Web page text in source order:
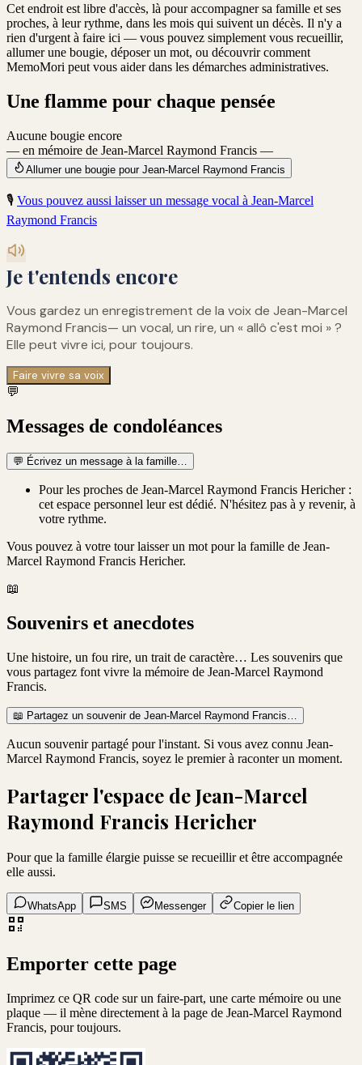
Cet endroit est libre d'accès, là pour accompagner sa famille et ses
proches, à leur rythme, dans les mois qui suivent un décès. Il n'y a
rien d'urgent à faire ici — vous pouvez simplement vous recueillir,
allumer une bougie, déposer un mot, ou découvrir comment
MemoMori peut vous aider dans les démarches administratives.
Une flamme pour chaque pensée
Aucune bougie encore
— en mémoire de Jean-Marcel Raymond Francis —
Allumer une bougie pour Jean-Marcel Raymond Francis
🎙️ Vous pouvez aussi laisser un message vocal à Jean-Marcel
Raymond Francis
Je t'entends encore
Vous gardez un enregistrement de la voix de Jean-Marcel
Raymond Francis— un vocal, un rire, un « allô c'est moi » ?
Elle peut vivre ici, pour toujours.
Faire vivre sa voix
💬
Messages de condoléances
💬 Écrivez un message à la famille…
Pour les proches de Jean-Marcel Raymond Francis Hericher :
cet espace personnel leur est dédié. N'hésitez pas à y revenir, à
votre rythme.
Vous pouvez à votre tour laisser un mot pour la famille de Jean-
Marcel Raymond Francis Hericher.
📖
Souvenirs et anecdotes
Une histoire, un fou rire, un trait de caractère… Les souvenirs que
vous partagez font vivre la mémoire de Jean-Marcel Raymond
Francis.
📖 Partagez un souvenir de Jean-Marcel Raymond Francis…
Aucun souvenir partagé pour l'instant. Si vous avez connu Jean-
Marcel Raymond Francis, soyez le premier à raconter un moment.
Partager l'espace deJean-Marcel
Raymond Francis Hericher
Pour que la famille élargie puisse se recueillir et être accompagnée
elle aussi.
WhatsApp SMS Messenger Copier le lien
Emporter cette page
Imprimez ce QR code sur un faire-part, une carte mémoire ou une
plaque — il mène directement à la page de Jean-Marcel Raymond
Francis, pour toujours.